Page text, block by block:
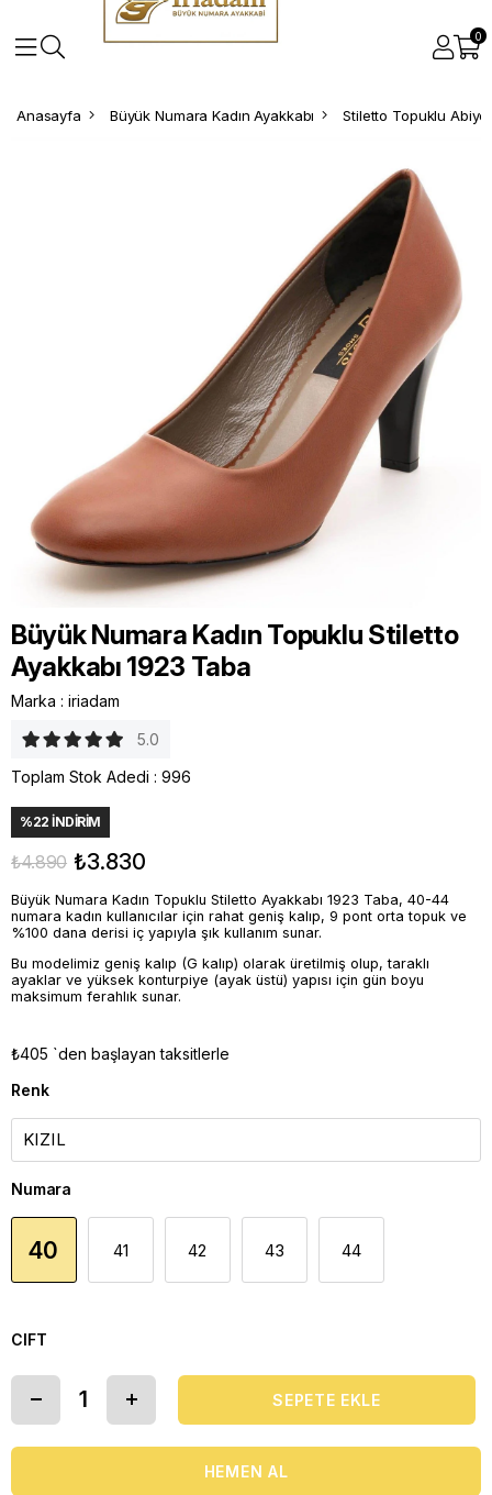
0
Anasayfa Büyük Numara Kadın Ayakkabı Stiletto Topuklu Abiye
Büyük Numara Kadın Topuklu Stiletto
Ayakkabı 1923 Taba
Marka : iriadam
5.0
Toplam Stok Adedi : 996
%22 İNDIRIM
₺4.890 ₺3.830
Büyük Numara Kadın Topuklu Stiletto Ayakkabı 1923 Taba, 40-44
numara kadın kullanıcılar için rahat geniş kalıp, 9 pont orta topuk ve
%100 dana derisi iç yapıyla şık kullanım sunar.
Bu modelimiz geniş kalıp (G kalıp) olarak üretilmiş olup, taraklı
ayaklar ve yüksek konturpiye (ayak üstü) yapısı için gün boyu
maksimum ferahlık sunar.
₺405 `den başlayan taksitlerle
Renk
Numara
40 41 42 43 44
CIFT